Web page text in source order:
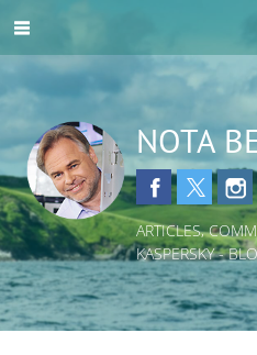
NOTA
ARTICLES,
KASPERSKY -